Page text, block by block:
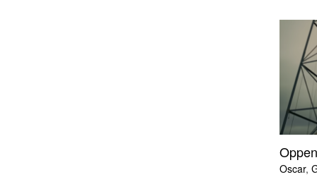
Oscar,